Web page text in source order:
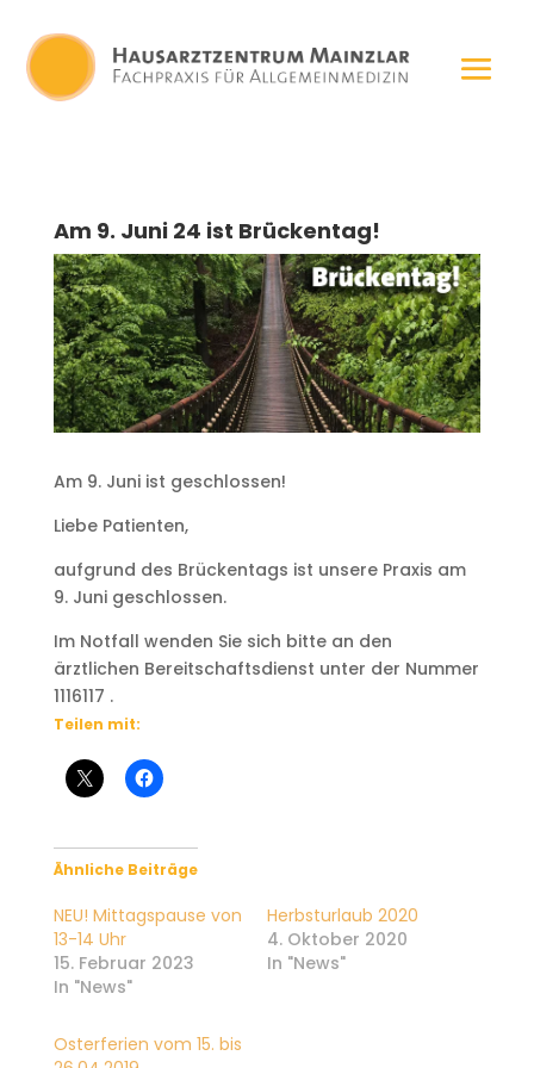
Am 9. Juni 24 ist Brückentag!
Am 9. Juni ist geschlossen!
Liebe Patienten,
aufgrund des Brückentags ist unsere Praxis am
9. Juni geschlossen.
Im Notfall wenden Sie sich bitte an den
ärztlichen Bereitschaftsdienst unter der Nummer
1116117 .
Teilen mit:
Ähnliche Beiträge
NEU! Mittagspause von
13-14 Uhr
15. Februar 2023
In "News"
Herbsturlaub 2020
4. Oktober 2020
In "News"
Osterferien vom 15. bis